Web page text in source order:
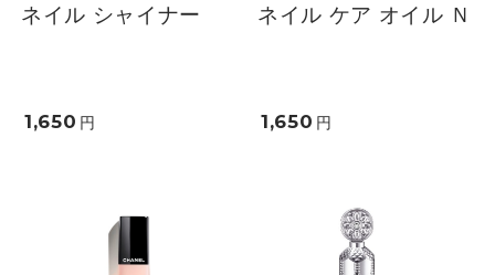
ネイル シャイナー
1,650 円
ネイル ケア オイル Ｎ
1,650 円